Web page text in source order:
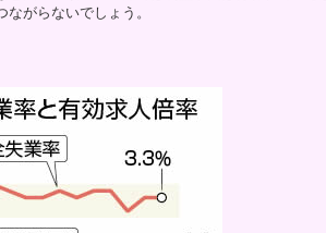
ながらないでしょう。